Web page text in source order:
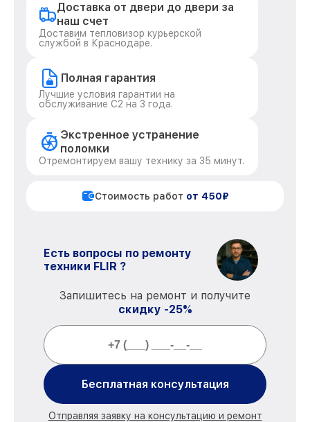
Доставка от двери до двери за
наш счет
Доставим тепловизор курьерской
службой в Краснодаре.
Полная гарантия
Лучшие условия гарантии на
обслуживание C2 на 3 года.
Экстренное устранение
поломки
Отремонтируем вашу технику за 35 минут.
Стоимость работ от 450₽
Есть вопросы по ремонту
техники FLIR ?
Запишитесь на ремонт и получите
скидку -25%
Бесплатная консультация
Отправляя заявку на консультацию и ремонт